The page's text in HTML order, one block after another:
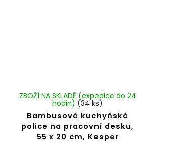
Bambusová kuchyňská
police na pracovní desku,
55 x 20 cm, Kesper
ZBOŽÍ NA SKLADĚ (expedice do 24
hodin) (34 ks)